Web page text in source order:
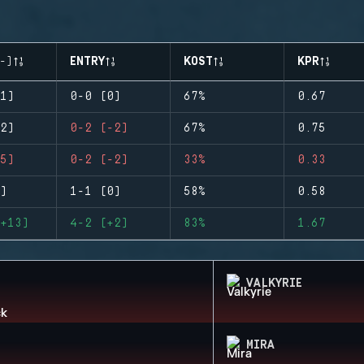
ENTRY KOST KPR
0-0 (0) 67% 0.67
0-2 (-2) 67% 0.75
0-2 (-2) 33% 0.33
1-1 (0) 58% 0.58
4-2 (+2) 83% 1.67
VALKYRIE
MIRA